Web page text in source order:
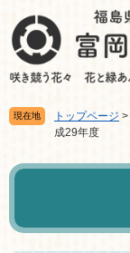
ジ
先
頭
で
ュ
を
飛
ば
へ
現在地 トップページ >
成29年度
本